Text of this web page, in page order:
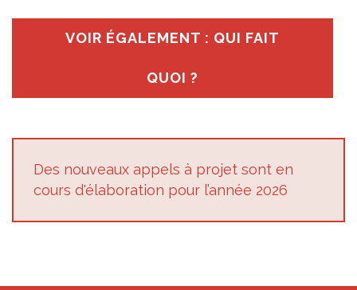
VOIR ÉGA­LE­MENT : QUI FAIT
QUOI ?
Des nou­veaux appels à pro­jet sont en
cours d'éla­bo­ra­tion pour l’an­née 2026